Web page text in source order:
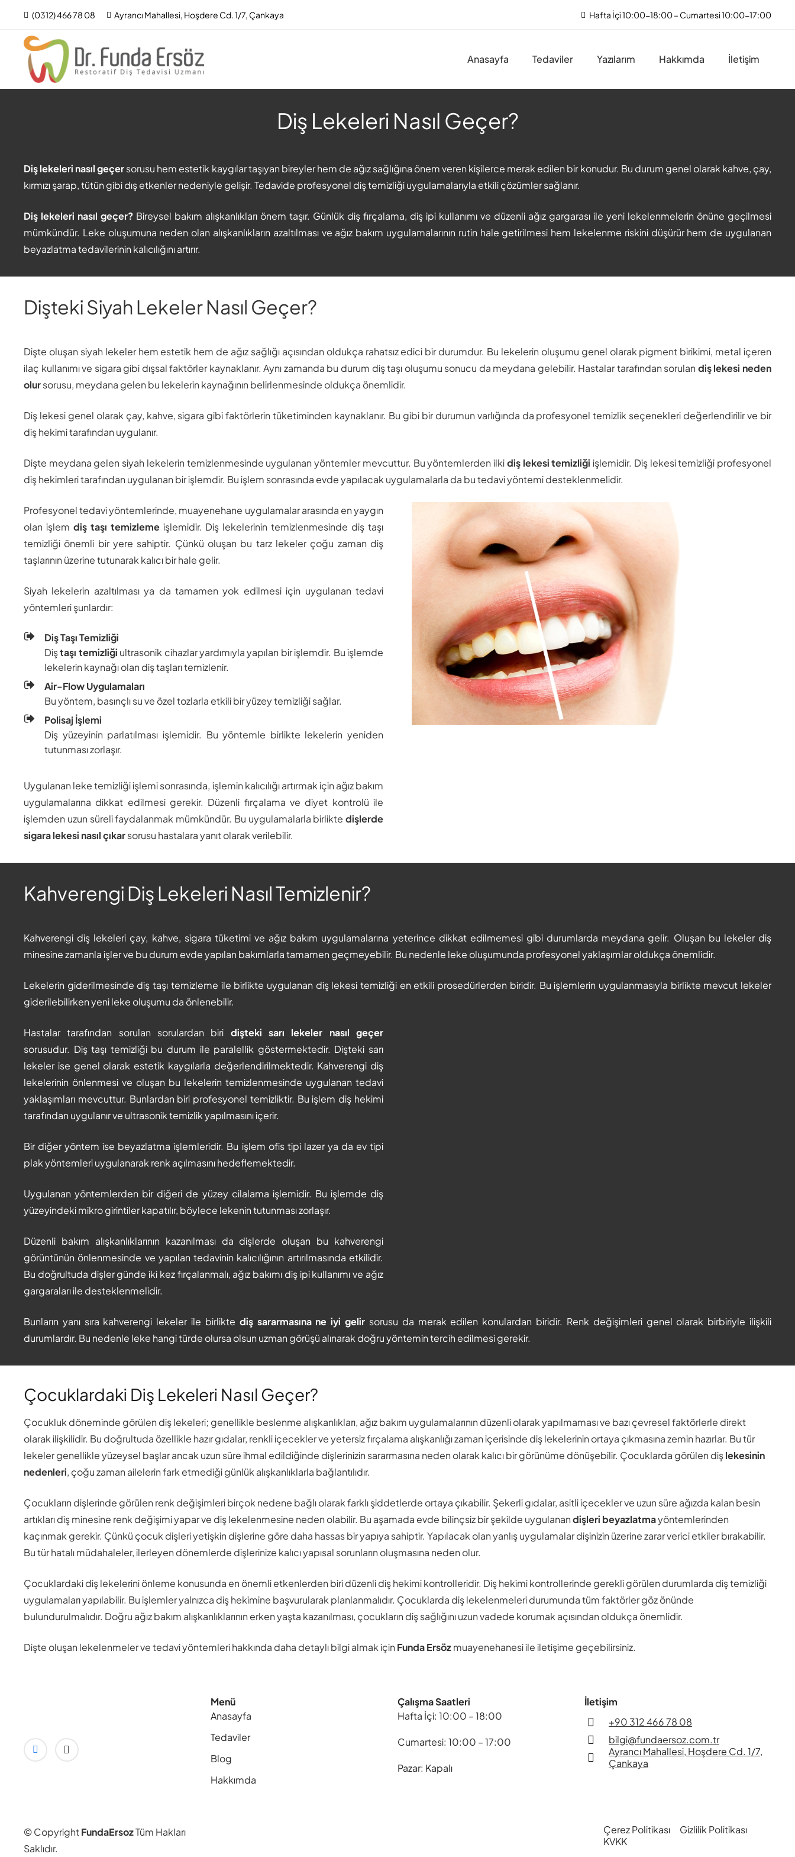
(0312) 466 78 08 Ayrancı Mahallesi, Hoşdere Cd. 1/7, Çankaya Hafta İçi 10:00-18:00 – Cumartesi 10:00-17:00
Anasayfa Tedaviler Yazılarım Hakkımda İletişim
Diş Lekeleri Nasıl Geçer?
Diş lekeleri nasıl geçersorusu hem estetik kaygılar taşıyan bireyler hem de ağız sağlığına önem veren kişilerce merak edilen bir konudur. Bu durum genel olarak kahve, çay,
kırmızı şarap, tütün gibi dış etkenler nedeniyle gelişir. Tedavide profesyonel diş temizliği uygulamalarıyla etkili çözümler sağlanır.
Diş lekeleri nasıl geçer? Bireysel bakım alışkanlıkları önem taşır. Günlük diş fırçalama, diş ipi kullanımı ve düzenli ağız gargarası ile yeni lekelenmelerin önüne geçilmesi
mümkündür. Leke oluşumuna neden olan alışkanlıkların azaltılması ve ağız bakım uygulamalarının rutin hale getirilmesi hem lekelenme riskini düşürür hem de uygulanan
beyazlatma tedavilerinin kalıcılığını artırır.
Dişteki Siyah Lekeler Nasıl Geçer?
Dişte oluşan siyah lekeler hem estetik hem de ağız sağlığı açısından oldukça rahatsız edici bir durumdur. Bu lekelerin oluşumu genel olarak pigment birikimi, metal içeren
ilaç kullanımı ve sigara gibi dışsal faktörler kaynaklanır. Aynı zamanda bu durum diş taşı oluşumu sonucu da meydana gelebilir. Hastalar tarafından sorulan diş lekesi neden
olursorusu, meydana gelen bu lekelerin kaynağının belirlenmesinde oldukça önemlidir.
Diş lekesi genel olarak çay, kahve, sigara gibi faktörlerin tüketiminden kaynaklanır. Bu gibi bir durumun varlığında da profesyonel temizlik seçenekleri değerlendirilir ve bir
diş hekimi tarafından uygulanır.
Dişte meydana gelen siyah lekelerin temizlenmesinde uygulanan yöntemler mevcuttur. Bu yöntemlerden ilkidiş lekesi temizliği işlemidir. Diş lekesi temizliği profesyonel
diş hekimleri tarafından uygulanan bir işlemdir. Bu işlem sonrasında evde yapılacak uygulamalarla da bu tedavi yöntemi desteklenmelidir.
Profesyonel tedavi yöntemlerinde, muayenehane uygulamalar arasında en yaygın
olan işlem diş taşı temizlemeişlemidir. Diş lekelerinin temizlenmesinde diş taşı
temizliği önemli bir yere sahiptir. Çünkü oluşan bu tarz lekeler çoğu zaman diş
taşlarının üzerine tutunarak kalıcı bir hale gelir.
Siyah lekelerin azaltılması ya da tamamen yok edilmesi için uygulanan tedavi
yöntemleri şunlardır:
Diş Taşı Temizliği
Diştaşı temizliği ultrasonik cihazlar yardımıyla yapılan bir işlemdir. Bu işlemde
lekelerin kaynağı olan diş taşları temizlenir.
Air-Flow Uygulamaları
Bu yöntem, basınçlı su ve özel tozlarla etkili bir yüzey temizliği sağlar.
Polisaj İşlemi
Diş yüzeyinin parlatılması işlemidir. Bu yöntemle birlikte lekelerin yeniden
tutunması zorlaşır.
Uygulanan leke temizliği işlemi sonrasında, işlemin kalıcılığı artırmak için ağız bakım
uygulamalarına dikkat edilmesi gerekir. Düzenli fırçalama ve diyet kontrolü ile
işlemden uzun süreli faydalanmak mümkündür. Bu uygulamalarla birlikte dişlerde
sigara lekesi nasıl çıkarsorusu hastalara yanıt olarak verilebilir.
Kahverengi Diş Lekeleri Nasıl Temizlenir?
Kahverengi diş lekeleri çay, kahve, sigara tüketimi ve ağız bakım uygulamalarına yeterince dikkat edilmemesi gibi durumlarda meydana gelir. Oluşan bu lekeler diş
minesine zamanla işler ve bu durum evde yapılan bakımlarla tamamen geçmeyebilir. Bu nedenle leke oluşumunda profesyonel yaklaşımlar oldukça önemlidir.
Lekelerin giderilmesinde diş taşı temizleme ile birlikte uygulanan diş lekesi temizliği en etkili prosedürlerden biridir. Bu işlemlerin uygulanmasıyla birlikte mevcut lekeler
giderilebilirken yeni leke oluşumu da önlenebilir.
Hastalar tarafından sorulan sorulardan biri dişteki sarı lekeler nasıl geçer
sorusudur. Diş taşı temizliği bu durum ile paralellik göstermektedir. Dişteki sarı
lekeler ise genel olarak estetik kaygılarla değerlendirilmektedir. Kahverengi diş
lekelerinin önlenmesi ve oluşan bu lekelerin temizlenmesinde uygulanan tedavi
yaklaşımları mevcuttur. Bunlardan biri profesyonel temizliktir. Bu işlem diş hekimi
tarafından uygulanır ve ultrasonik temizlik yapılmasını içerir.
Bir diğer yöntem ise beyazlatma işlemleridir. Bu işlem ofis tipi lazer ya da ev tipi
plak yöntemleri uygulanarak renk açılmasını hedeflemektedir.
Uygulanan yöntemlerden bir diğeri de yüzey cilalama işlemidir. Bu işlemde diş
yüzeyindeki mikro girintiler kapatılır, böylece lekenin tutunması zorlaşır.
Düzenli bakım alışkanlıklarının kazanılması da dişlerde oluşan bu kahverengi
görüntünün önlenmesinde ve yapılan tedavinin kalıcılığının artırılmasında etkilidir.
Bu doğrultuda dişler günde iki kez fırçalanmalı, ağız bakımı diş ipi kullanımı ve ağız
gargaraları ile desteklenmelidir.
Bunların yanı sıra kahverengi lekeler ile birlikte diş sararmasına ne iyi gelir sorusu da merak edilen konulardan biridir. Renk değişimleri genel olarak birbiriyle ilişkili
durumlardır. Bu nedenle leke hangi türde olursa olsun uzman görüşü alınarak doğru yöntemin tercih edilmesi gerekir.
Çocuklardaki Diş Lekeleri Nasıl Geçer?
Çocukluk döneminde görülen diş lekeleri; genellikle beslenme alışkanlıkları, ağız bakım uygulamalarının düzenli olarak yapılmaması ve bazı çevresel faktörlerle direkt
olarak ilişkilidir. Bu doğrultuda özellikle hazır gıdalar, renkli içecekler ve yetersiz fırçalama alışkanlığı zaman içerisinde diş lekelerinin ortaya çıkmasına zemin hazırlar. Bu tür
lekeler genellikle yüzeysel başlar ancak uzun süre ihmal edildiğinde dişlerinizin sararmasına neden olarak kalıcı bir görünüme dönüşebilir. Çocuklarda görülen dişlekesinin
nedenleri, çoğu zaman ailelerin fark etmediği günlük alışkanlıklarla bağlantılıdır.
Çocukların dişlerinde görülen renk değişimleri birçok nedene bağlı olarak farklı şiddetlerde ortaya çıkabilir. Şekerli gıdalar, asitli içecekler ve uzun süre ağızda kalan besin
artıkları diş minesine renk değişimi yapar ve diş lekelenmesine neden olabilir. Bu aşamada evde bilinçsiz bir şekilde uygulanandişleri beyazlatmayöntemlerinden
kaçınmak gerekir. Çünkü çocuk dişleri yetişkin dişlerine göre daha hassas bir yapıya sahiptir. Yapılacak olan yanlış uygulamalar dişinizin üzerine zarar verici etkiler bırakabilir.
Bu tür hatalı müdahaleler, ilerleyen dönemlerde dişlerinize kalıcı yapısal sorunların oluşmasına neden olur.
Çocuklardaki diş lekelerini önleme konusunda en önemli etkenlerden biri düzenli diş hekimi kontrolleridir. Diş hekimi kontrollerinde gerekli görülen durumlarda diş temizliği
uygulamaları yapılabilir. Bu işlemler yalnızca diş hekimine başvurularak planlanmalıdır. Çocuklarda diş lekelenmeleri durumunda tüm faktörler göz önünde
bulundurulmalıdır. Doğru ağız bakım alışkanlıklarının erken yaşta kazanılması, çocukların diş sağlığını uzun vadede korumak açısından oldukça önemlidir.
Dişte oluşan lekelenmeler ve tedavi yöntemleri hakkında daha detaylı bilgi almak için Funda Ersözmuayenehanesi ile iletişime geçebilirsiniz.
Menü
Anasayfa
Tedaviler
Blog
Hakkımda
Çalışma Saatleri
Hafta İçi: 10:00 – 18:00
Cumartesi: 10:00 – 17:00
Pazar: Kapalı
İletişim
+90 312 466 78 08
bilgi@fundaersoz.com.tr
Ayrancı Mahallesi, Hoşdere Cd. 1/7,
Çankaya
© CopyrightFundaErsozTüm Hakları
Saklıdır.
Çerez Politikası
Gizlilik Politikası
KVKK